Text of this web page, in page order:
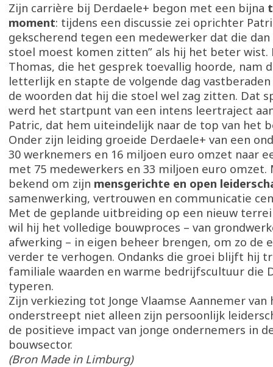
Zijn carrière bij Derdaele+ begon met een bijna
moment: tijdens een discussie zei oprichter
gekscherend tegen een medewerker dat die dan
stoel moest komen zitten” als hij het beter wist.
Thomas, die het gesprek toevallig hoorde, nam
letterlijk en stapte de volgende dag
de woorden dat hij die stoel wel zag zitten. Dat
werd het startpunt van een intens leertraject
Patric, dat hem uiteindelijk naar de top van het
Onder zijn leiding groeide Derdaele+ van een
30 werknemers en 16 miljoen euro omzet naar
met 75 medewerkers en 33 miljoen euro omzet.
bekend om zijn mensgerichte en open
samenwerking, vertrouwen en communicatie
Met de geplande uitbreiding op een nieuw
wil hij het volledige bouwproces – van
afwerking – in eigen beheer brengen, om zo de
verder te verhogen. Ondanks die groei blijft hij
familiale waarden en warme bedrijfscultuur die
typeren.
Zijn verkiezing tot Jonge Vlaamse Aannemer van
onderstreept niet alleen zijn persoonlijk
de positieve impact van jonge ondernemers in
bouwsector.
(Bron Made in Limburg)